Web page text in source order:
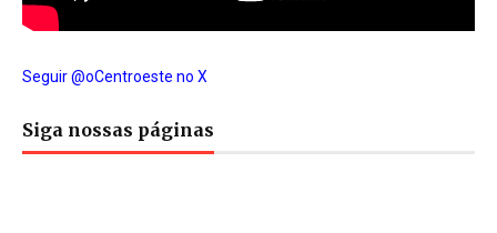
Seguir @oCentroeste no X
Siga nossas páginas